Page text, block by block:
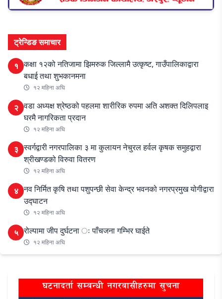
ट्रेन्डिङ समाचार
१ कक्षा १२को नतिजामा झिमरुक जिल्लामै उत्कृष्ट, गाउँपालिकाद्वारा
बधाई तथा शुभकानमना
१२ महिना अघि
२ वडा अध्यक्ष श्रेष्ठको पहलमा शारीरिक रुपमा अति अशक्त दिलिपलाइ
घरमै नागरिकता प्रदान
१२ महिना अघि
३ स्वर्गद्वारी नगरपालिका ३ मा कुलायन नेचुरल हर्वल कृषक समुहद्वारा
श्रीखण्डको विरुवा वितरण
१२ महिना अघि
४ नव निर्मित कृषि तथा पशुपन्छी सेवा केन्द्र भवनको नगरप्रमुख योगीद्वारा
उद्घाटन
१२ महिना अघि
५ रोल्पामा जीप दुर्घटना ः पाँचजना गम्भिर घाईते
१२ महिना अघि